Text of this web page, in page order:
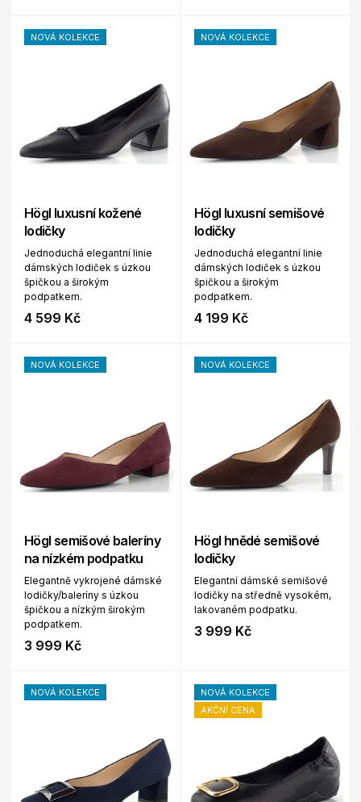
NOVÁ KOLEKCE
Högl luxusní kožené
lodičky
Jednoduchá elegantní linie
dámských lodiček s úzkou
špičkou a širokým
podpatkem.
4 599 Kč
NOVÁ KOLEKCE
Högl luxusní semišové
lodičky
Jednoduchá elegantní linie
dámských lodiček s úzkou
špičkou a širokým
podpatkem.
4 199 Kč
NOVÁ KOLEKCE
Högl semišové baleríny
na nízkém podpatku
Elegantně vykrojené dámské
lodičky/baleríny s úzkou
špičkou a nízkým širokým
podpatkem.
3 999 Kč
NOVÁ KOLEKCE
Högl hnědé semišové
lodičky
Elegantní dámské semišové
lodičky na středně vysokém,
lakovaném podpatku.
3 999 Kč
NOVÁ KOLEKCE
NOVÁ KOLEKCE
AKČNÍ CENA